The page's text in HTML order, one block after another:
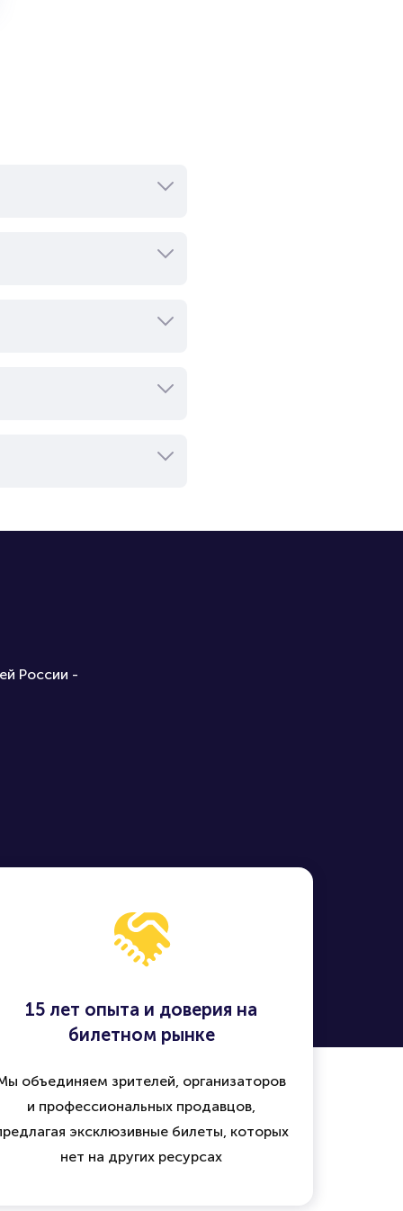
России -
15 лет опыта и доверия на
билетном рынке
объединяем зрителей, организаторов
и профессиональных продавцов,
эксклюзивные билеты, которых
нет на других ресурсах